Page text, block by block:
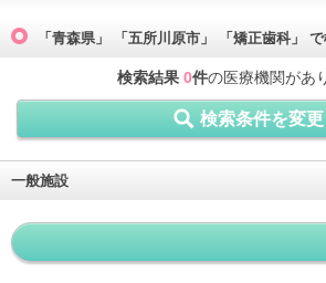
「青森
検索結果 0件の医療機関があ
検索条件を変更
一般施設